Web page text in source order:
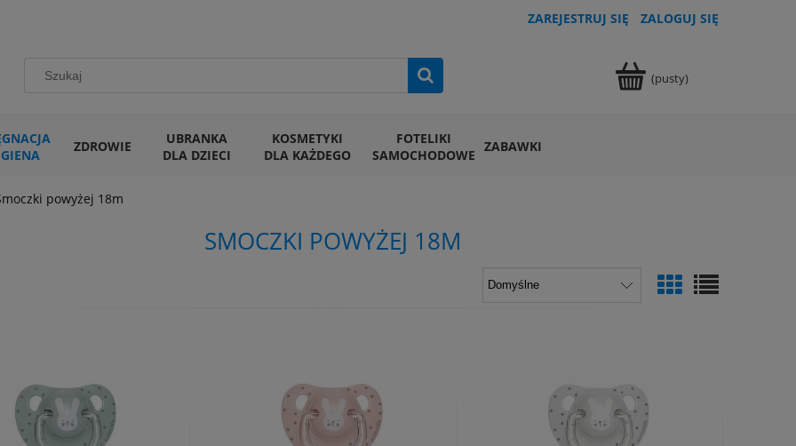
ZAREJESTRUJ SIĘ ZALOGUJ SIĘ
(pusty)
ZDROWIE
UBRANKA
DLA DZIECI
KOSMETYKI
DLA KAŻDEGO
FOTELIKI
SAMOCHODOWE ZABAWKI
powyżej 18m
SMOCZKI POWYŻEJ 18M